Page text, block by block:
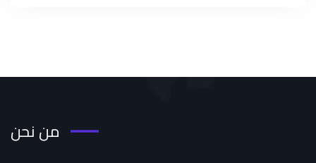
من نحن